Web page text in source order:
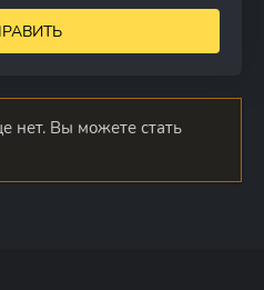
нет. Вы можете стать